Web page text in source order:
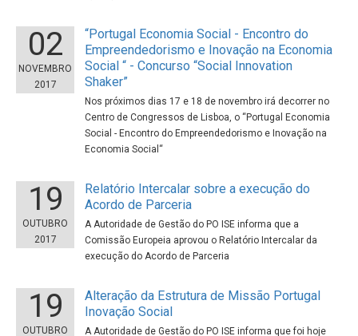
02
NOVEMBRO
2017
“Portugal Economia Social - Encontro do
Empreendedorismo e Inovação na Economia
Social “ - Concurso “Social Innovation
Shaker”
Nos próximos dias 17 e 18 de novembro irá decorrer no
Centro de Congressos de Lisboa, o “Portugal Economia
Social - Encontro do Empreendedorismo e Inovação na
Economia Social“
19
OUTUBRO
2017
Relatório Intercalar sobre a execução do
Acordo de Parceria
A Autoridade de Gestão do PO ISE informa que a
Comissão Europeia aprovou o Relatório Intercalar da
execução do Acordo de Parceria
19
OUTUBRO
Alteração da Estrutura de Missão Portugal
Inovação Social
A Autoridade de Gestão do PO ISE informa que foi hoje